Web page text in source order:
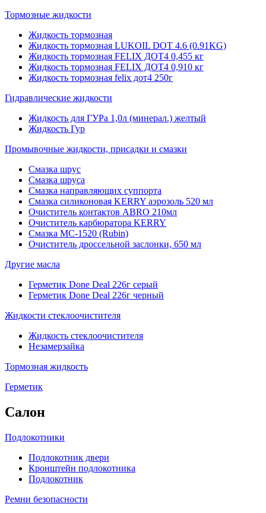
Тормозные жидкости
Жидкость тормозная
Жидкость тормозная LUKOIL DOT 4.6 (0.91KG)
Жидкость тормозная FELIX ДОТ4 0,455 кг
Жидкость тормозная FELIX ДОТ4 0,910 кг
Жидкость тормозная felix дот4 250г
Гидравлические жидкости
Жидкость для ГУРа 1,0л (минерал.) желтый
Жидкость Гур
Промывочные жидкости, присадки и смазки
Смазка шрус
Смазка шруса
Смазка направляющих суппорта
Смазка силиконовая KERRY аэрозоль 520 мл
Очиститель контактов ABRO 210мл
Очиститель карбюратора KERRY
Смазка МС-1520 (Rubin)
Очиститель дроссельной заслонки, 650 мл
Другие масла
Герметик Done Deal 226г серый
Герметик Done Deal 226г черный
Жидкости стеклоочистителя
Жидкость стеклоочистителя
Незамерзайка
Тормозная жидкость
Герметик
Салон
Подлокотники
Подлокотник двери
Кронштейн подлокотника
Подлокотник
Ремни безопасности